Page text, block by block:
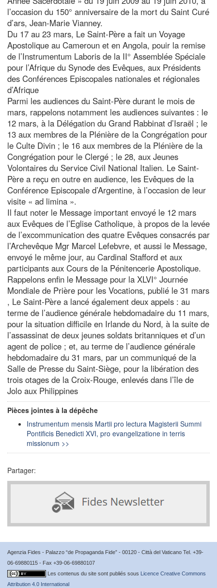
l’occasion du 150° anniversaire de la mort du Saint Curé
d’ars, Jean-Marie Vianney.
Du 17 au 23 mars, Le Saint-Père a fait un Voyage
Apostolique au Cameroun et en Angola, pouir la remise
de l’Instrumentum Laboris de la II° Assemblée Spéciale
pour l’Afrique du Synode des Evêques, aux Présidents
des Conférences Episcopales nationales et régionales
d’Afrique
Parmi les audiences du Saint-Père durant le mois de
mars, rappelons notamment les audiences suivantes : le
12 mars, à la Délégation du Grand Rabbinat d’Israël ; le
13 aux membres de la Plénière de la Congrégation pour
le Culte Divin ; le 16 aux membres de la Plénière de la
Congrégation pour le Clergé ; le 28, aux Jeunes
Volontaires du Service Civil National Italien. Le Saint-
Père a reçu en outre en audience, les Evêques de la
Conférence Episcopale d’Argentine, à l’occasion de leur
visite « ad limina ».
Il faut noter le Message important envoyé le 12 mars
aux Evêques de l’Eglise Catholique, à propos de la levée
de l’excommunication des quatre Evêques consacrés par
l’Archevêque Mgr Marcel Lefebvre, et aussi le Message,
envoyé le même jour, au Cardinal Stafford et aux
participants aux Cours de la Pénitencerie Apostolique.
Rappelons enfin le Message pour la XLVI° Journée
Mondiale de Prière pour les Vocations, publié le 31 mars
, Le Saint-Père a lancé également deux appels : au
terme de l’audience générale hebdomadaire du 11 mars,
pour la situation difficile en Irlande du Nord, à la suite de
l’assassinat de deux jeunes soldats britanniques et d’un
agent de police ; et, au terme de l’audience générale
hebdomadaire du 31 mars, par un communiqué de la
Salle de Presse du Saint-Siège, pour la libération des
trois otages de la Croix-Rouge, enlevés dans l’île de
Jolo aux Philippines
Pièces jointes à la dépêche
Instrumentum mensis Martii pro lectura Magisterii Summi
Pontificis Benedicti XVI, pro evangelizatione in terris
missionum >>
Partager:
Agenzia Fides - Palazzo “de Propaganda Fide” - 00120 - Città del Vaticano Tel. +39-
06-69880115 - Fax +39-06-69880107
Les contenus du site sont publiés sous Licence Creative Commons
Attribution 4.0 International